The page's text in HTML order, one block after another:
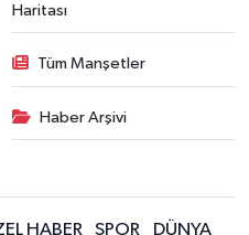
Haritası
Tüm Manşetler
Haber Arşivi
HABER SPOR DÜNYA